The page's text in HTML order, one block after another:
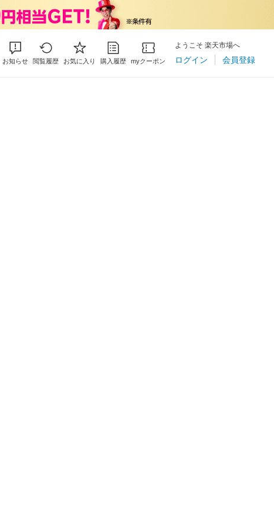
お知らせ 閲覧履歴 お気に入り 購入履歴 myクーポン
ようこそ 楽天市場へ
ログイン 会員登録